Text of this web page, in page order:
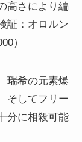
高さにより編
証：オロルン
）
瑞希の元素爆
そしてフリー
分に相殺可能